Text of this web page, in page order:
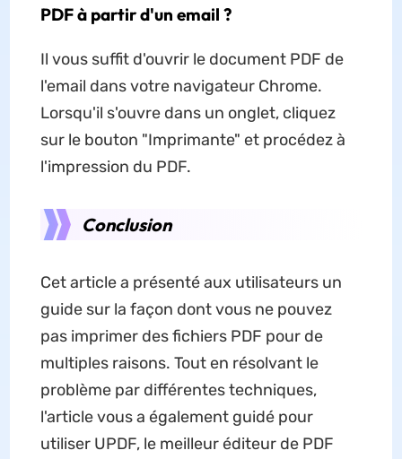
PDF à partir d'un email ?
Il vous suffit d'ouvrir le document PDF de
l'email dans votre navigateur Chrome.
Lorsqu'il s'ouvre dans un onglet, cliquez
sur le bouton "Imprimante" et procédez à
l'impression du PDF.
Conclusion
Cet article a présenté aux utilisateurs un
guide sur la façon dont vous ne pouvez
pas imprimer des fichiers PDF pour de
multiples raisons. Tout en résolvant le
problème par différentes techniques,
l'article vous a également guidé pour
utiliser UPDF, le meilleur éditeur de PDF